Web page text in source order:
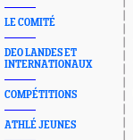
LE COMITÉ
DEO LANDES ET
INTERNATIONAUX
COMPÉTITIONS
ATHLÉ JEUNES